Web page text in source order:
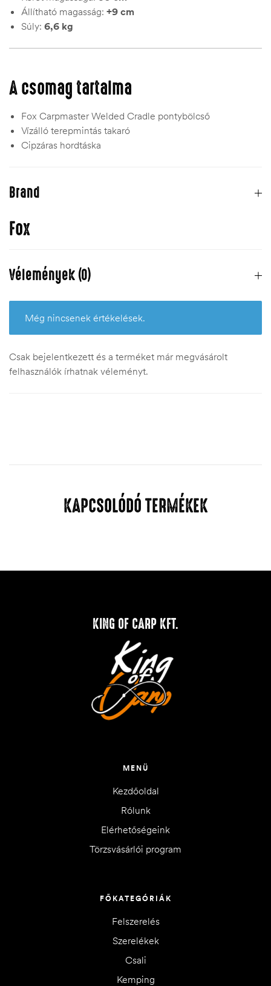
Állítható magasság: +9 cm
Súly: 6,6 kg
A csomag tartalma
Fox Carpmaster Welded Cradle pontybölcső
Vízálló terepmintás takaró
Cipzáras hordtáska
Brand
Fox
Vélemények (0)
Még nincsenek értékelések.
Csak bejelentkezett és a terméket már megvásárolt
felhasználók írhatnak véleményt.
KAPCSOLÓDÓ TERMÉKEK
KING OF CARP KFT.
MENÜ
Kezdőoldal
Rólunk
Elérhetőségeink
Törzsvásárlói program
FŐKATEGÓRIÁK
Felszerelés
Szerelékek
Csali
Kemping